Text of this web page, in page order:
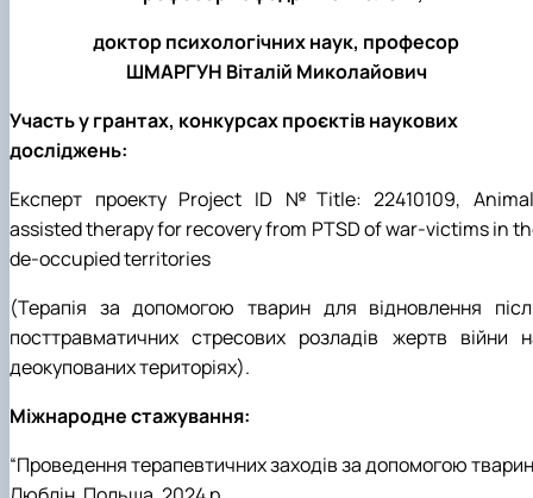
доктор психологічних наук, професор
ШМАРГУН Віталій Миколайович
Участь у грантах, конкурсах проєктів наукових
досліджень:
Експерт проекту Project ID №Title: 22410109,
assisted therapy for recovery from PTSD of war-victims in
de-occupied territories
(Терапія за допомогою тварин для відновлення
посттравматичних стресових розладів жертв війни
деокупованих територіях).
Міжнародне стажування:
“Проведення терапевтичних заходів за допомогою